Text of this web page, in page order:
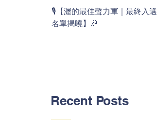
🎙️【渥的最佳聲力軍｜最終入選
名單揭曉】🎉
Recent Posts